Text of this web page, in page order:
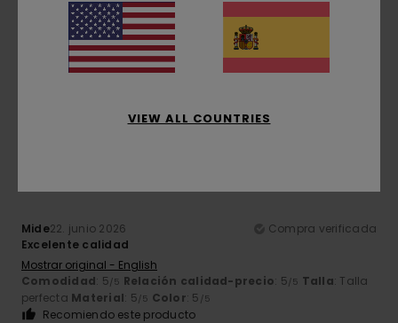
Sebastien28. junio 2026
Compra verificada
¡¡¡Un modelo estupendo!!!
Mostrar original - Français
Comodidad: 4/5 Relación calidad-precio: 4/5 Talla
Mide22. junio 2026
Compra verificada
Excelente calidad
Mostrar original - English
Comodidad: 5/5 Relación calidad-precio: 5/5 Talla: Talla
perfecta Material: 5/5 Color: 5 /5
Recomiendo este producto
VIEW ALL COUNTRIES